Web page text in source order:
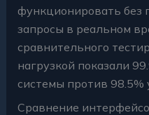
функционировать без
запросы в реальном
сравнительного
нагрузкой показали
системы против
Сравнение